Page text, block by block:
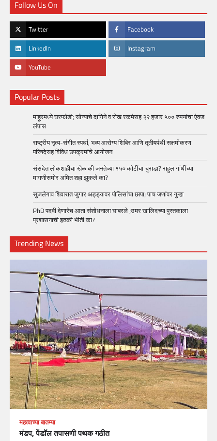
Follow Us On
Twitter Facebook
LinkedIn Instagram
YouTube
Popular Posts
माहूरमध्ये घरफोडी; सोन्याचे दागिने व रोख रकमेसह २२ हजार ५०० रुपयांचा ऐवज
लंपास
राष्ट्रीय नृत्य-संगीत स्पर्धा, भव्य आरोग्य शिबिर आणि तृतीयपंथी सक्षमीकरण
परिषदेसह विविध उपक्रमांचे आयोजन
संसदेत लोकशाहीचा खेळ की जनतेच्या १५० कोटींचा चुराडा? राहुल गांधींच्या
मागणीसमोर अमित शहा झुकले का?
सुजलेगाव शिवारात जुगार अड्ड्यावर पोलिसांचा छापा; पाच जणांवर गुन्हा
PhD पदवी देणारेच आता संशोधनाला घाबरले ;उमर खालिदच्या पुस्तकाला
प्रशासनाची इतकी भीती का?
Trending News
महत्वाच्या बातम्या
मंडप, पेंडॉल तपासणी पथक गठीत